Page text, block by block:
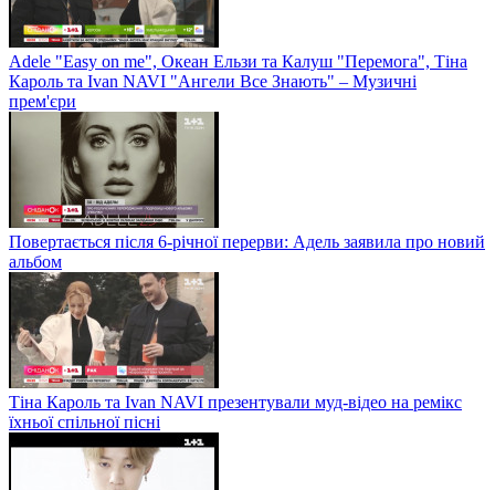
Adele "Easy on me", Океан Ельзи та Калуш "Перемога", Тіна
Кароль та Ivan NAVI "Ангели Все Знають" – Музичні
прем'єри
Повертається після 6-річної перерви: Адель заявила про новий
альбом
Тіна Кароль та Ivan NAVI презентували муд-відео на ремікс
їхньої спільної пісні